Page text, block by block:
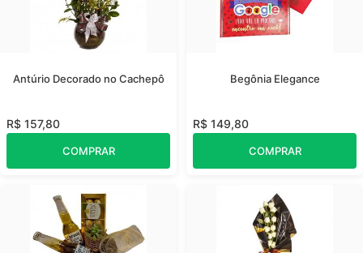
Antúrio Decorado no Cachepô
R$ 157,80
COMPRAR
Begônia Elegance
R$ 149,80
COMPRAR